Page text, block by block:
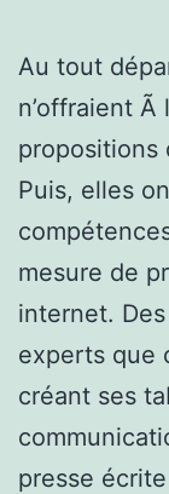
Au tout
n’offraient
propositions
Puis, elles
mesure de
internet.
experts que
créant ses
presse